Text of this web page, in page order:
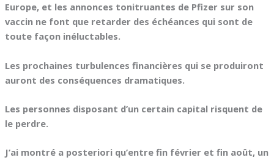
Europe, et les annonces tonitruantes de Pfizer sur son
vaccin ne font que retarder des échéances qui sont de
toute façon inéluctables.
Les prochaines turbulences financières qui se produiront
auront des conséquences dramatiques.
Les personnes disposant d’un certain capital risquent de
le perdre.
J’ai montré a posteriori qu’entre fin février et fin août, un